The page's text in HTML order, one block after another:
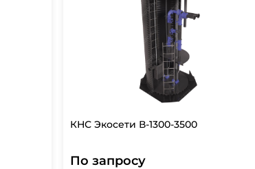
КНС Экосети В-1300-3500
По запросу